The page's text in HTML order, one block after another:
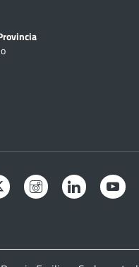
Twitter Instagram LinkedIn